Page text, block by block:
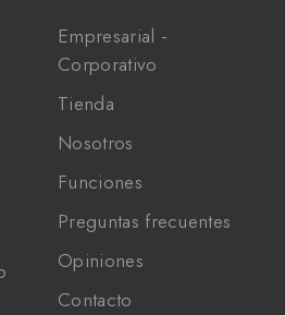
Empresarial -
Corporativo
Tienda
Nosotros
Funciones
Preguntas frecuentes
Opiniones
Contacto